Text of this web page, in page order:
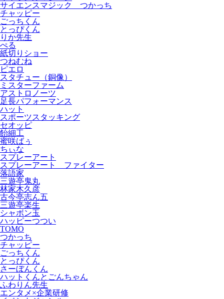
サイエンスマジック つかっち
チャッピー
ごっちくん
とっぴくん
りか先生
ぺる
紙切りショー
つねむね
ピエロ
スタチュー（銅像）
ミスターファーム
アストロノーツ
足長パフォーマンス
ハット
スポーツスタッキング
セオッピ
飴細工
蜜咲ばぅ
ちぃな
スプレーアート
スプレーアート ファイター
落語家
三遊亭鬼丸
林家木久彦
古今亭志ん五
三遊亭楽生
シャボン玉
ハッピーつつい
TOMO
つかっち
チャッピー
ごっちくん
とっぴくん
さーぼんくん
ハットくんとごんちゃん
ふわりん先生
エンタメ×企業研修